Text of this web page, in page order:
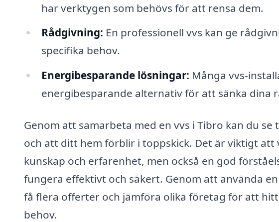
har verktygen som behövs för att rensa dem.
Rådgivning: En professionell vvs kan ge
specifika behov.
Energibesparande lösningar: Många vvs-
energibesparande alternativ för att sänka dina
Genom att samarbeta med en vvs i Tibro kan du
och att ditt hem förblir i toppskick. Det är viktigt att
kunskap och erfarenhet, men också en god
fungera effektivt och säkert. Genom att använda
få flera offerter och jämföra olika företag för att
behov.